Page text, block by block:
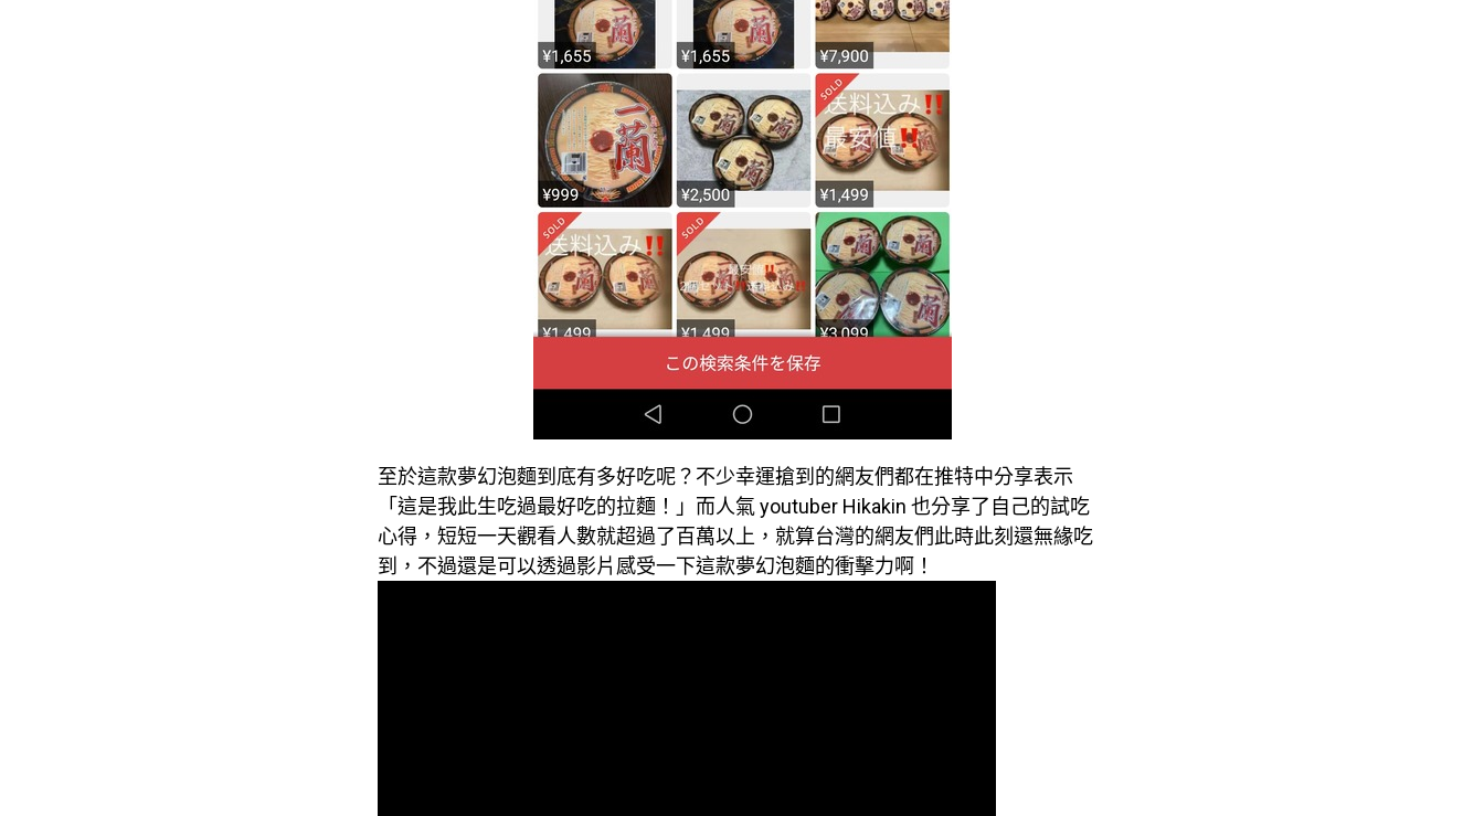
至於這款夢幻泡麵到底有多好吃呢？不少幸運搶到的網友們都在推特中分享表示
「這是我此生吃過最好吃的拉麵！」而人氣 youtuber Hikakin 也分享了自己的試吃
心得，短短一天觀看人數就超過了百萬以上，就算台灣的網友們此時此刻還無緣吃
到，不過還是可以透過影片感受一下這款夢幻泡麵的衝擊力啊！